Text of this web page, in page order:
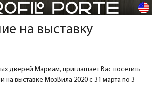
en
на выставку
дверей Мариам, приглашает Вас посетить
на выставке МозВила 2020 с 31 марта по 3